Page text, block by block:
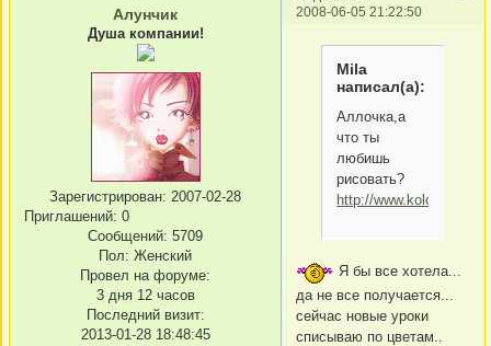
2008-06-05 21:22:50
Алунчик
Душа компании!
Зарегистрирован: 2007-02-28
Приглашений: 0
Сообщений: 5709
Пол: Женский
Провел на форуме:
3 дня 12 часов
Последний визит:
2013-01-28 18:48:45
Mila
написал(а):
Аллочка,а
что ты
любишь
рисовать?
http://www.kolobok.us/
Я бы все хотела...
да не все получается...
сейчас новые уроки
списываю по цветам..